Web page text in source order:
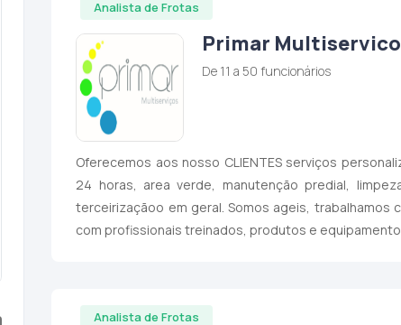
Analista de Frotas
Primar
De 11 a 50 funcionários
Oferecemos aos nosso CLIENTES serviços
24 horas, area verde, manutenção predial,
terceirizaçãoo em geral. Somos ageis, trabalhamos
com profissionais treinados, produtos e
Analista de Frotas